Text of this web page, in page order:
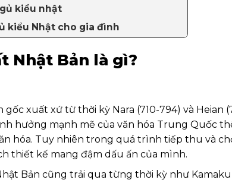
kiểu nhật
kiểu Nhật cho gia đình
Nhật Bản là gì?
xuất xứ từ thời kỳ Nara (710-794) và Heian
hưởng mạnh mẽ của văn hóa Trung Quốc
hóa. Tuy nhiên trong quá trình tiếp thu và
thiết kế mang đậm dấu ấn của mình.
Bản cũng trải qua từng thời kỳ như